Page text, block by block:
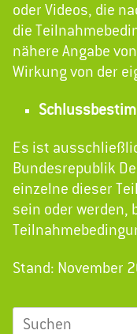
oder Videos, die
die
nähere Angabe
Wirkung von der
Es ist
Bundesrepublik
einzelne dieser
sein oder werden,
Stand: November
Suchen